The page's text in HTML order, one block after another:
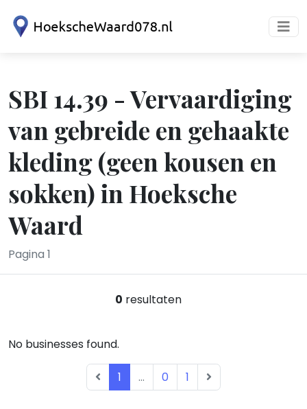
SBI 14.39 - Vervaardiging
van gebreide en gehaakte
kleding (geen kousen en
sokken) in Hoeksche
Waard
Pagina 1
0 resultaten
No businesses found.
1 ... 0 1